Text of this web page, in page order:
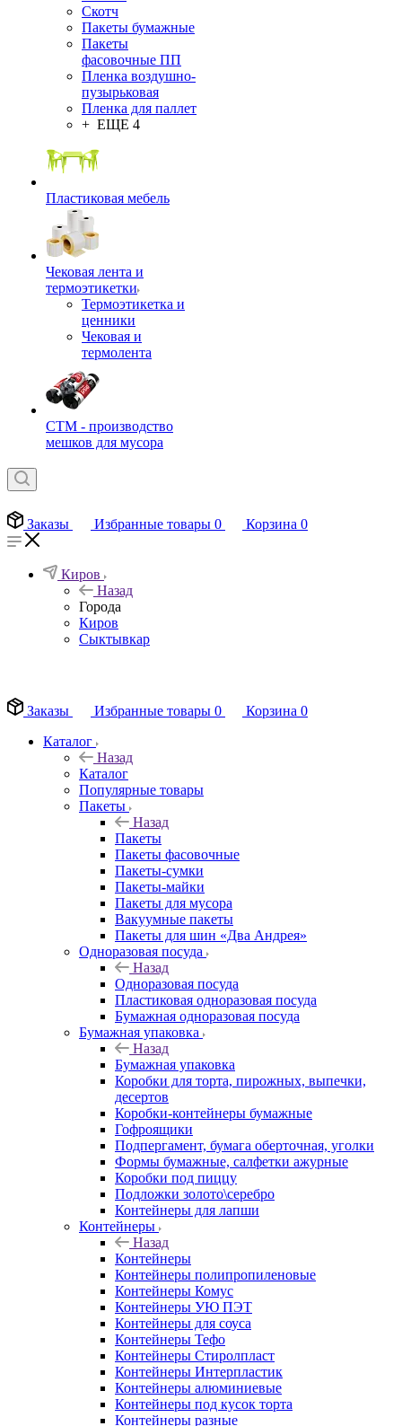
Скотч
Пакеты бумажные
Пакеты
фасовочные ПП
Пленка воздушно-
пузырьковая
Пленка для паллет
+ ЕЩЕ 4
Пластиковая мебель
Чековая лента и
термоэтикетки
Термоэтикетка и
ценники
Чековая и
термолента
СТМ - производство
мешков для мусора
Заказы Избранные товары 0 Корзина 0
Киров
Назад
Города
Киров
Сыктывкар
Заказы
Избранные товары 0 Корзина 0
Каталог
Назад
Каталог
Популярные товары
Пакеты
Назад
Пакеты
Пакеты фасовочные
Пакеты-сумки
Пакеты-майки
Пакеты для мусора
Вакуумные пакеты
Пакеты для шин «Два Андрея»
Одноразовая посуда
Назад
Одноразовая посуда
Пластиковая одноразовая посуда
Бумажная одноразовая посуда
Бумажная упаковка
Назад
Бумажная упаковка
Коробки для торта, пирожных, выпечки,
десертов
Коробки-контейнеры бумажные
Гофроящики
Подпергамент, бумага оберточная, уголки
Формы бумажные, салфетки ажурные
Коробки под пиццу
Подложки золото\серебро
Контейнеры для лапши
Контейнеры
Назад
Контейнеры
Контейнеры полипропиленовые
Контейнеры Комус
Контейнеры УЮ ПЭТ
Контейнеры для соуса
Контейнеры Тефо
Контейнеры Стиролпласт
Контейнеры Интерпластик
Контейнеры алюминиевые
Контейнеры под кусок торта
Контейнеры разные